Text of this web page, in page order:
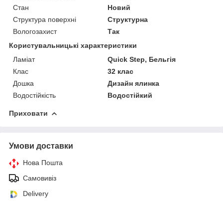
Стан
Новий
Структура поверхні
Структурна
Вологозахист
Так
Користувальницькі характеристики
Ламіат
Quick Step, Бельгія
Клас
32 клас
Дошка
Дизайн ялинка
Водостійкість
Водостійкий
Приховати
Умови доставки
Нова Пошта
Самовивіз
Delivery